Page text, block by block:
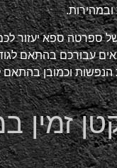
ספרטה ספא יעזור
עבורכם בהתאם
וכמובן בהתאם
זמין